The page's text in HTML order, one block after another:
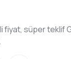
fiyat, süper teklif